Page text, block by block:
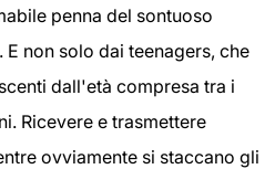
penna del sontuoso
non solo dai teenagers, che
dall'età compresa tra i
Ricevere e trasmettere
ovviamente si staccano gli